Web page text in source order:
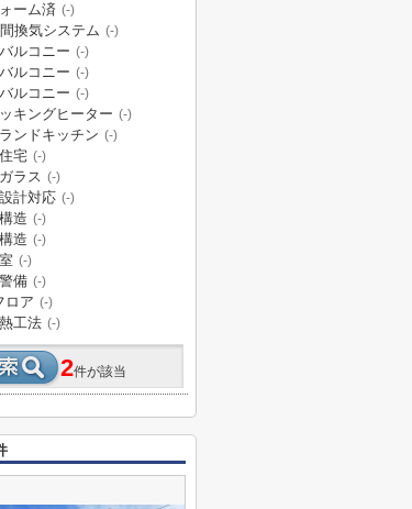
ーム済 (-)
換気システム (-)
ルコニー (-)
ルコニー (-)
ルコニー (-)
ッキングヒーター (-)
ンドキッチン (-)
宅 (-)
ラス (-)
計対応 (-)
造 (-)
造 (-)
(-)
備 (-)
ロア (-)
工法 (-)
2件が該当